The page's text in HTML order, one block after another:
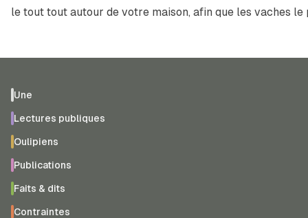
le tout tout autour de votre maison, afin que les vaches le
Une
Lectures publiques
Oulipiens
Publications
Faits & dits
Contraintes